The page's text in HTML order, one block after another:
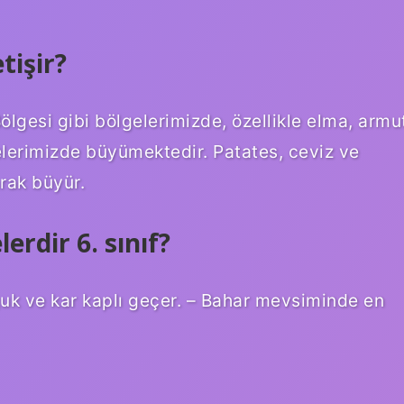
gibi bölgelerimizde, özellikle elma,
büyümektedir. Patates, ceviz ve
büyür.
6. sınıf?
ve kar kaplı geçer. – Bahar mevsiminde en